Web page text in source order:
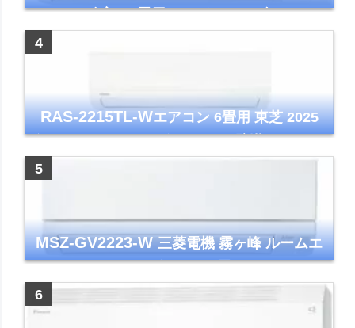
シリーズ 主に6畳用 ホワイト 2025年モデル
RAS-2215TL-Wエアコン 6畳用 東芝 2025
年モデル TLシリーズ ホワイト 壁掛け クーラ
MSZ-GV2223-W三菱電機 霧ヶ峰 ルームエ
アコン GVシリーズ おもに6畳用 ピュアホワ
イト 2023年モデル